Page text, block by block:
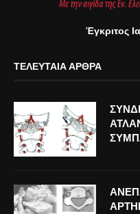
Έγκριτος
ΤΕΛΕΥΤΑΊΑ ΆΡΘΡΑ